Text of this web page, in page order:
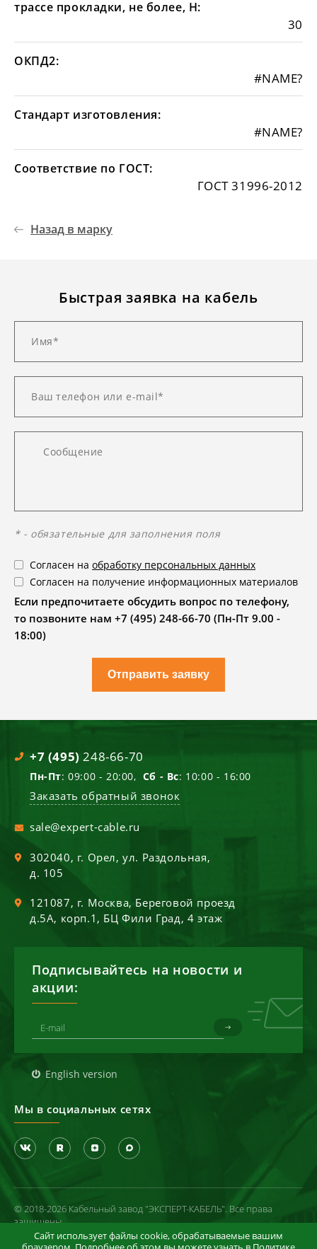
трассе прокладки, не более, Н:
30
ОКПД2:
#NAME?
Стандарт изготовления:
#NAME?
Соответствие по ГОСТ:
ГОСТ 31996-2012
Назад в марку
Быстрая заявка на кабель
* - обязательные для заполнения поля
Согласен на обработку персональных данных
Согласен на получение информационных материалов
Если предпочитаете обсудить вопрос по телефону,
то позвоните нам +7 (495) 248-66-70 (Пн-Пт 9.00 -
18:00)
Отправить заявку
+7 (495) 248-66-70
Пн-Пт: 09:00 - 20:00, Сб - Вс: 10:00 - 16:00
Заказать обратный звонок
sale@expert-cable.ru
302040, г. Орел,ул. Раздольная,
д. 105
121087, г. Москва, Береговой проезд
д.5А, корп.1, БЦ Фили Град, 4 этаж
Подписывайтесь на новости и
акции:
English version
Мы в социальных сетях
© 2018-2026 Кабельный завод "ЭКСПЕРТ-КАБЕЛЬ". Все права
защищены
Политика конфиденциальности
Сайт использует файлы cookie, обрабатываемые вашим